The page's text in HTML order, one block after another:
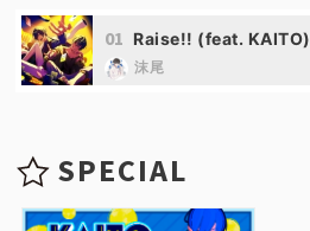
01 Raise!! (feat. KAITO)
沫尾
SPECIAL